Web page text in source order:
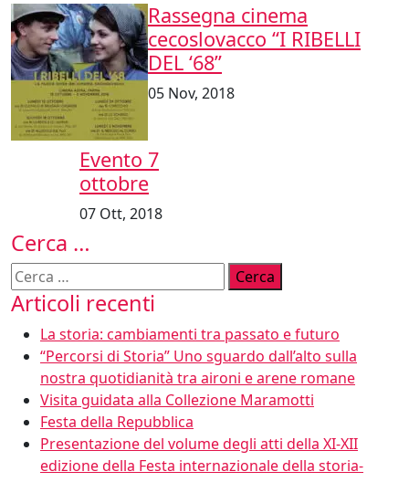
Rassegna cinema
cecoslovacco “I RIBELLI
DEL ‘68”
05 Nov, 2018
Evento 7
ottobre
07 Ott, 2018
Cerca …
Ricerca
per:
Articoli recenti
La storia: cambiamenti tra passato e futuro
“Percorsi di Storia” Uno sguardo dall’alto sulla
nostra quotidianità tra aironi e arene romane
Visita guidata alla Collezione Maramotti
Festa della Repubblica
Presentazione del volume degli atti della XI-XII
edizione della Festa internazionale della storia-